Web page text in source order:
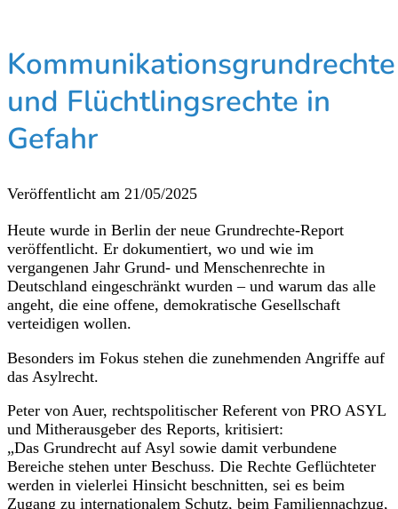
Kommunikationsgrundrechte
und Flüchtlingsrechte in
Gefahr
Veröffentlicht am 21/05/2025
Heute wurde in Berlin der neue Grundrechte-Report
veröffentlicht. Er dokumentiert, wo und wie im
vergangenen Jahr Grund- und Menschenrechte in
Deutschland eingeschränkt wurden – und warum das alle
angeht, die eine offene, demokratische Gesellschaft
verteidigen wollen.
Besonders im Fokus stehen die zunehmenden Angriffe auf
das Asylrecht.
Peter von Auer, rechtspolitischer Referent von PRO ASYL
und Mitherausgeber des Reports, kritisiert:
„Das Grundrecht auf Asyl sowie damit verbundene
Bereiche stehen unter Beschuss. Die Rechte Geflüchteter
werden in vielerlei Hinsicht beschnitten, sei es beim
Zugang zu internationalem Schutz, beim Familiennachzug,